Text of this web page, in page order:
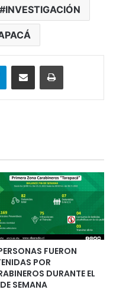
INVESTIGACIÓN
TelegramEnviar vía email Imprimir
FUERON
POR
DURANTE EL
SEMANA